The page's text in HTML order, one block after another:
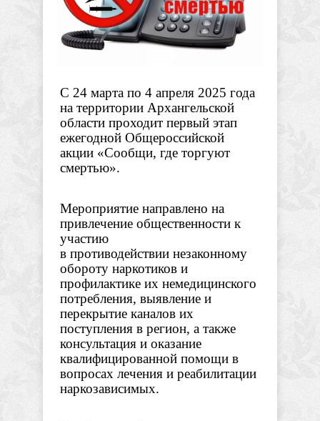
С 24 марта по 4 апреля 2025 года
на территории Архангельской
области проходит первый этап
ежегодной Общероссийской
акции «Сообщи, где торгуют
смертью».
Мероприятие направлено на
привлечение общественности к
участию
в противодействии незаконному
обороту наркотиков и
профилактике их немедицинского
потребления, выявление и
перекрытие каналов их
поступления в регион, а также
консультация и оказание
квалифицированной помощи в
вопросах лечения и реабилитации
наркозависимых.